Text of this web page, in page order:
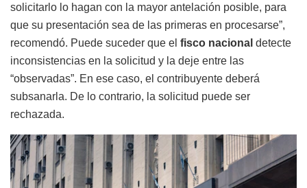
solicitarlo lo hagan con la mayor antelación posible, para
que su presentación sea de las primeras en procesarse”,
recomendó. Puede suceder que el fisco nacional detecte
inconsistencias en la solicitud y la deje entre las
“observadas”. En ese caso, el contribuyente deberá
subsanarla. De lo contrario, la solicitud puede ser
rechazada.